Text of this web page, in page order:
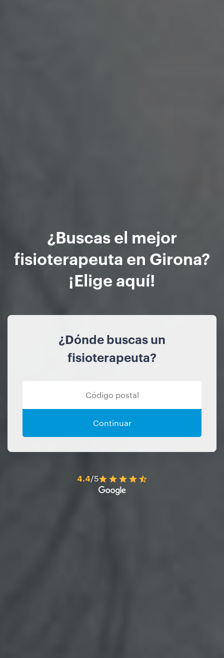
¿Buscas el mejor
fisioterapeuta en Girona?
¡Elige aquí!
¿Dónde buscas un
fisioterapeuta?
Continuar
4.4/5